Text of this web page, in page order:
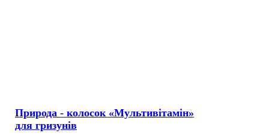
Природа - колосок «Мультивітамін»
для гризунів